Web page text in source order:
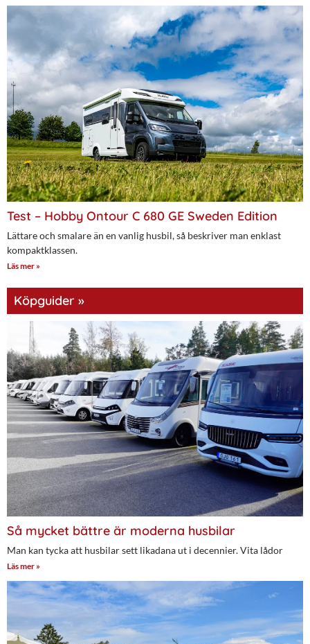
Test – Hobby Ontour C 680 GE Sweden Edition
Lättare och smalare än en vanlig husbil, så beskriver man enklast
kompaktklassen.
Läs mer »
Köpguider »
Så mycket bättre är moderna husbilar
Man kan tycka att husbilar sett likadana ut i decennier. Vita lådor
Läs mer »